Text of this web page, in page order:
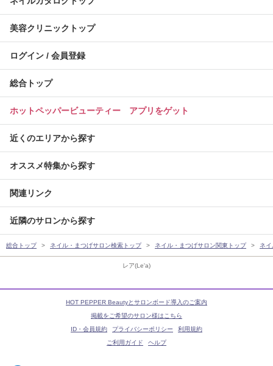
レア(Le'a)
美容クリニックトップ
ログイン / 会員登録
総合トップ
ホットペッパービューティー アプリをゲット
近くのエリアから探す
オススメ特集から探す
関連リンク
近隣のサロンから探す
総合トップ ネイル・まつげサロン検索トップ ネイル・まつげサロン関東トップ ネ
HOT PEPPER Beautyとサロンボード導入のご案内
掲載をご希望のサロン様はこちら
ID・会員規約
プライバシーポリシー
利用規約
ご利用ガイド
ヘルプ